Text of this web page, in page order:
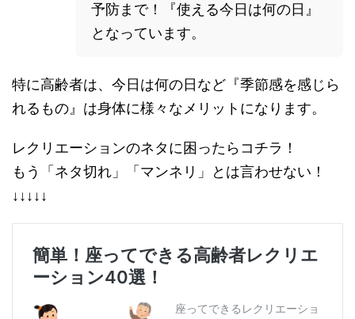
予防まで！『使える今日は何の日』
となっています。
特に高齢者は、今日は何の日など『季節感を感じら
れるもの』は身体に様々なメリットになります。
レクリエーションのネタに困ったらコチラ！
もう「ネタ切れ」「マンネリ」とは言わせない！
↓↓↓↓↓